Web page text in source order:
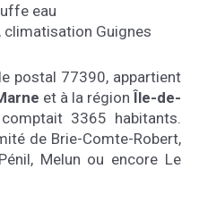
eau
, climatisation Guignes
postal 77390, appartient
et à la régionÎle-de-
3365 habitants.
de Brie-Comte-Robert,
Melun ou encore Le